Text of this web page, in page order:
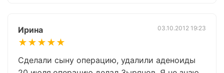
Ирина
★★★★★
03.10.2012 19:23
Сделали сыну операцию, удалили аденоиды